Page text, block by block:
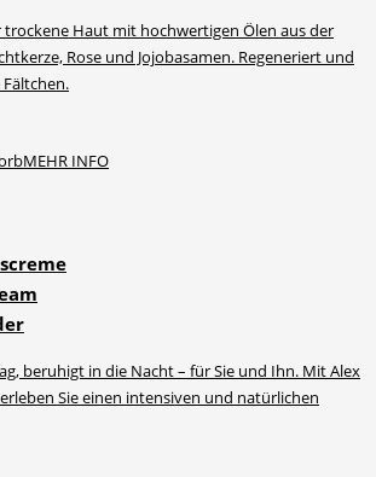
trockene Haut mit hochwertigen Ölen aus der
Rose und Jojobasamen. Regeneriert und
Fältchen.
MEHR INFO
beruhigt in die Nacht – für Sie und Ihn. Mit Alex
erleben Sie einen intensiven und natürlichen